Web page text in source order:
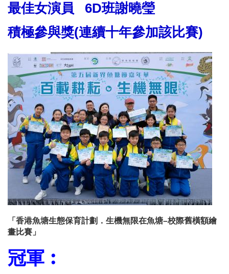
最佳女演員 6D班謝曉瑩
積極參與獎(連續十年參加該比賽)
「香港魚塘生態保育計劃．生機無限在魚塘–校際舊橫額繪
畫比賽」
冠軍︰